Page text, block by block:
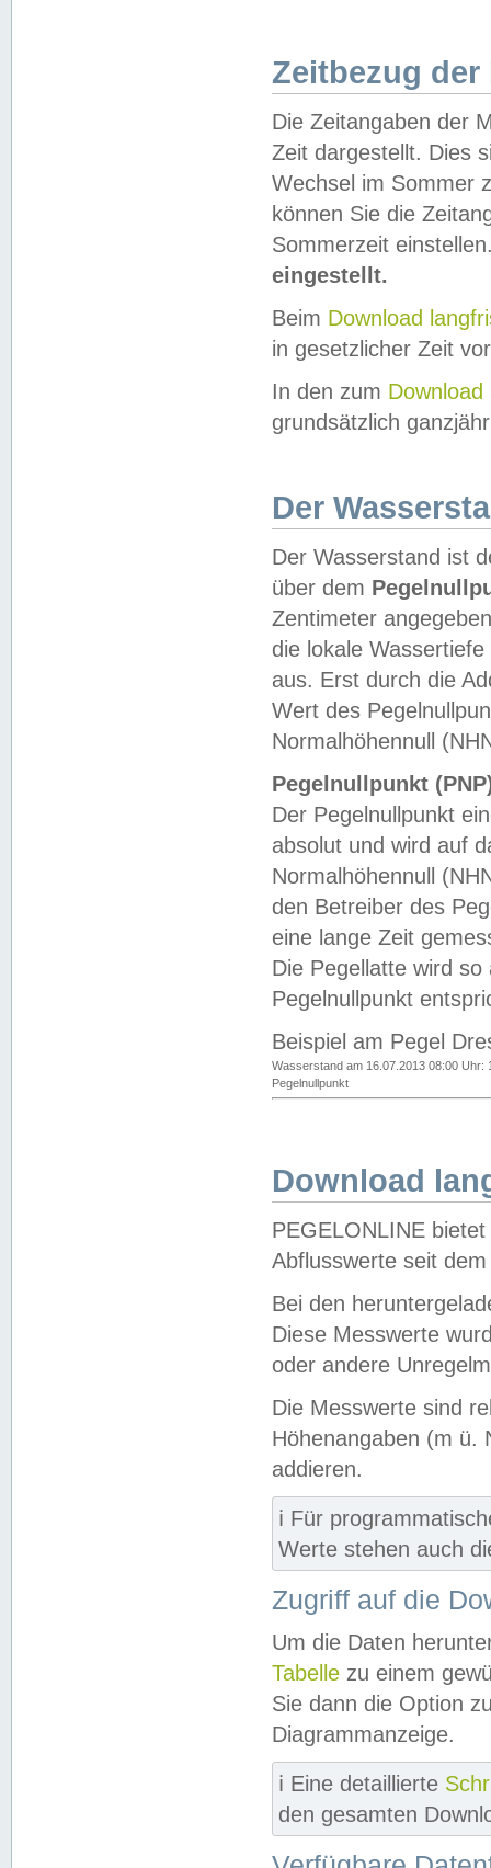
Zeitbezug der
Die Zeitangaben der
Zeit dargestellt. Dies
Wechsel im Sommer
können Sie die
Sommerzeit
eingestellt.
Beim Download
in gesetzlicher Zeit
In den zum Download
grundsätzlich
Der
Der Wasserstand ist
über dem
Zentimeter
die lokale
aus. Erst durch die
Wert des
Normalhöhennull
Pegelnullpunkt
Der Pegelnullpunkt
absolut und wird auf
Normalhöhennull
den Betreiber des
eine lange Zeit
Die Pegellatte wird
Pegelnullpunkt
Beispiel am Pegel
Wasserstand am 16.07.2013 08:00 Uhr:
Pegelnullpunkt
Download
PEGELONLINE
Abflusswerte seit
Bei den
Diese Messwerte
oder andere
Die Messwerte sind
Höhenangaben (m ü.
addieren.
ℹ️ Für
Werte stehen auch
Zugriff auf die
Um die Daten
Tabelle zu einem
Sie dann die Option
Diagrammanzeige.
ℹ️ Eine detaillierte
den gesamten